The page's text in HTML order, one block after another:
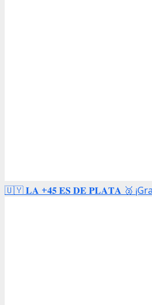
🇺🇾 𝐋𝐀 +𝟒𝟓 𝐄𝐒 𝐃𝐄 𝐏𝐋𝐀𝐓𝐀 🥈